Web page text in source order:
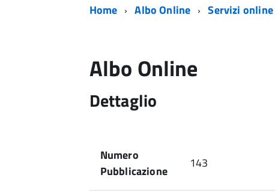
Home Albo Online Servizi online
Albo Online
Dettaglio
Numero
Pubblicazione
143